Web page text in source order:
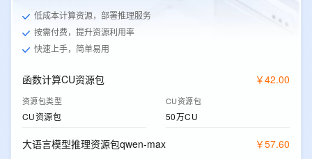
低成本计算资源，部署推理服务
按需付费，提升资源利用率
快速上手，简单易用
函数计算CU资源包 ￥42.00
资源包类型
CU资源包
CU资源包
50万CU
大语言模型推理资源包qwen-max ￥57.60